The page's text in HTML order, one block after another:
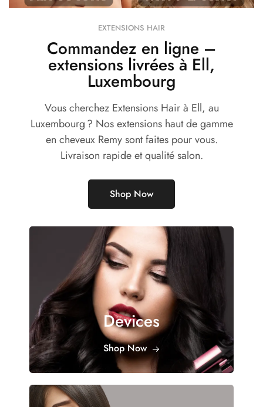
EXTENSIONS HAIR
Commandez en ligne –
extensions livrées à Ell,
Luxembourg
Vous cherchez Extensions Hair à Ell, au
Luxembourg ? Nos extensions haut de gamme
en cheveux Remy sont faites pour vous.
Livraison rapide et qualité salon.
Shop Now
Devices
Shop Now